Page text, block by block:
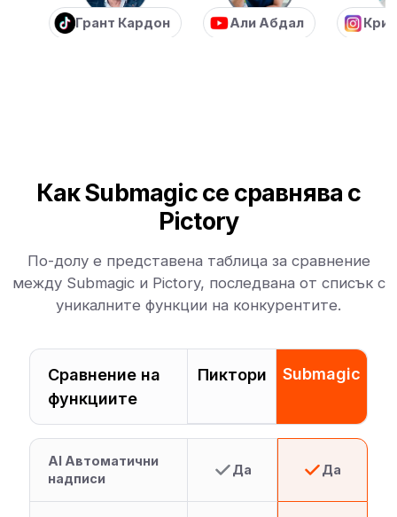
Грант Кардон Али Абдал Крис
Как Submagic се сравнява с
Pictory
По-долу е представена таблица за сравнение
между Submagic и Pictory, последвана от списък с
уникалните функции на конкурентите.
Сравнение на
функциите
Пиктори Submagic
AI Автоматични
надписи
Да Да